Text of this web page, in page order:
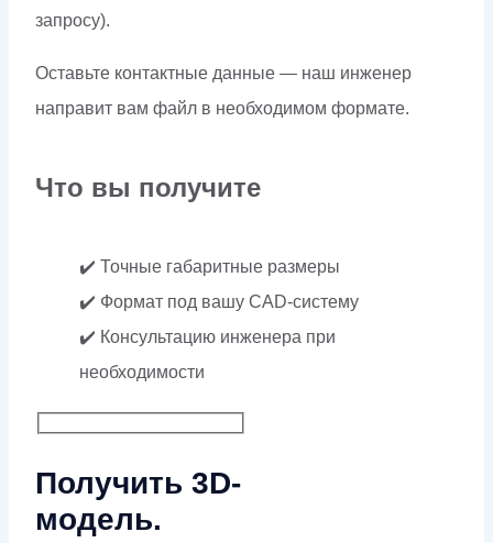
запросу).
Оставьте контактные данные — наш инженер
направит вам файл в необходимом формате.
Что вы получите
✔️ Точные габаритные размеры
✔️ Формат под вашу CAD-систему
✔️ Консультацию инженера при
необходимости
Получить 3D-
модель.